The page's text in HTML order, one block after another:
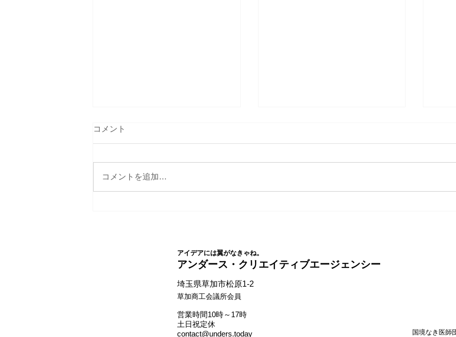
コメント
コメントを追加…
​アンダース・クリエイティブエージェンシー
アイデアには翼がなきゃね。
埼玉県草加市松原1-2
草加商工会議所会員
​営業時間10時～17時
土日祝定休
contact@unders.today
国境なき医師